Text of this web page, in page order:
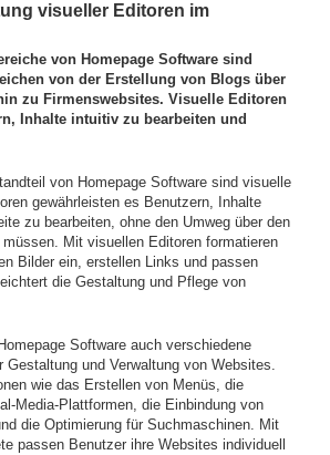
visueller Editoren im
von Homepage Software sind
von der Erstellung von Blogs über
zu Firmenswebsites. Visuelle Editoren
Inhalte intuitiv zu bearbeiten und
von Homepage Software sind visuelle
gewährleisten es Benutzern, Inhalte
zu bearbeiten, ohne den Umweg über den
Mit visuellen Editoren formatieren
Bilder ein, erstellen Links und passen
die Gestaltung und Pflege von
Software auch verschiedene
Gestaltung und Verwaltung von Websites.
wie das Erstellen von Menüs, die
Media-Plattformen, die Einbindung von
die Optimierung für Suchmaschinen. Mit
passen Benutzer ihre Websites individuell